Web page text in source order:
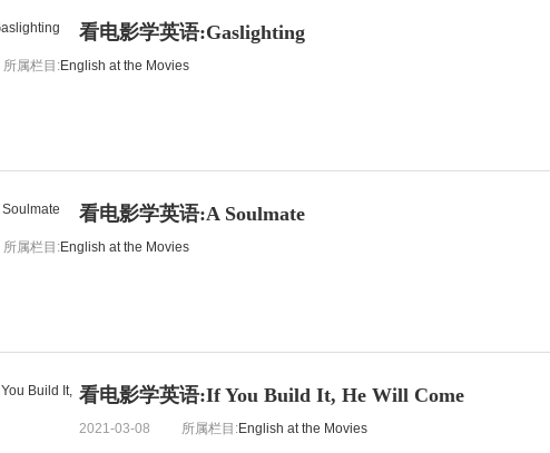
看电影学英语:Gaslighting
所属栏目:English at the Movies
看电影学英语:A Soulmate
所属栏目:English at the Movies
看电影学英语:If You Build It, He Will Come
2021-03-08 所属栏目:English at the Movies